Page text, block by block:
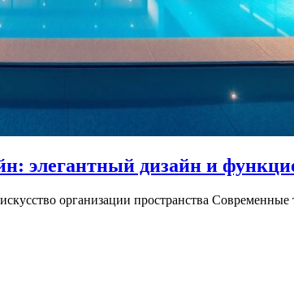
элегантный дизайн и
организации пространства Современные